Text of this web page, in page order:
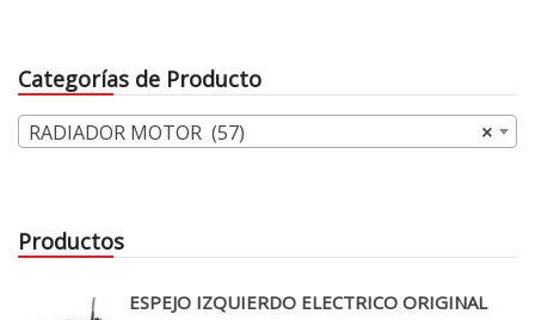
Categorías de Producto
×
RADIADOR MOTOR (57)
Productos
ESPEJO IZQUIERDO ELECTRICO ORIGINAL